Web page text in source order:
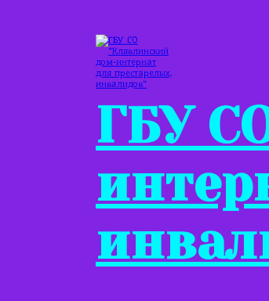
ГБУ